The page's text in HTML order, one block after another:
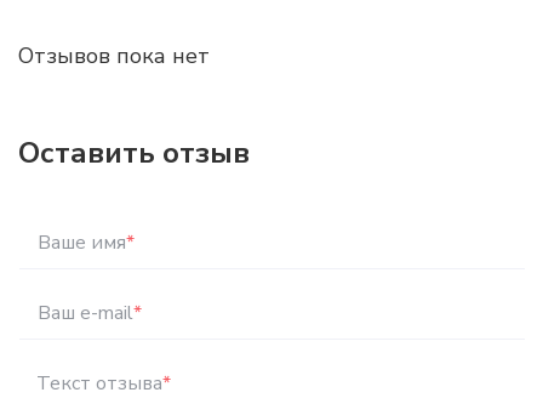
Отзывов пока нет
Оставить отзыв
Ваше имя*
Ваш e-mail*
Текст отзыва*